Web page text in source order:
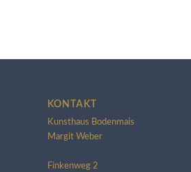
KONTAKT
Kunsthaus Bodenmais
Margit Weber
Finkenweg 2